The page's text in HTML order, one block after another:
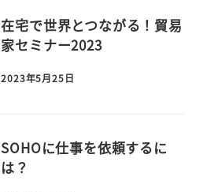
在宅で世界とつながる！貿易
家セミナー2023
2023年5月25日
SOHOに仕事を依頼するに
は？